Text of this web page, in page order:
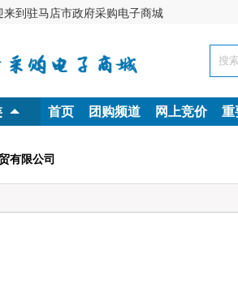
来到驻马店市政府采购电子商城
首页 团购频道 网上竞价 重
有限公司